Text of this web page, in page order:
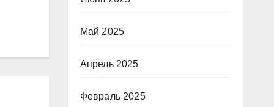
Май 2025
Апрель 2025
Февраль 2025